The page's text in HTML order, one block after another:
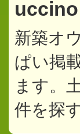
uccino
新築オ
ぱい掲
ます。
件を探